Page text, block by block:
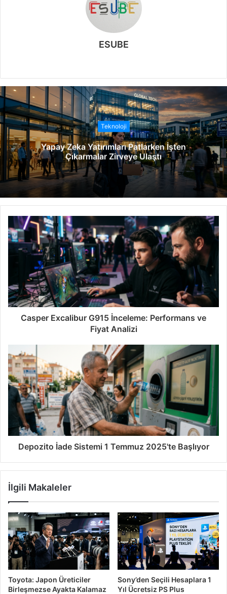
ESUBE
b
s
i
t
e
s
i
Teknoloji
Yapay Zeka Yatırımları Patlarken İşten
Çıkarmalar Zirveye Ulaştı
Casper Excalibur G915 İnceleme: Performans ve
Fiyat Analizi
Depozito İade Sistemi 1 Temmuz 2025'te Başlıyor
İlgili Makaleler
Toyota: Japon Üreticiler
Birleşmezse Ayakta Kalamaz
Sony’den Seçili Hesaplara 1
Yıl Ücretsiz PS Plus